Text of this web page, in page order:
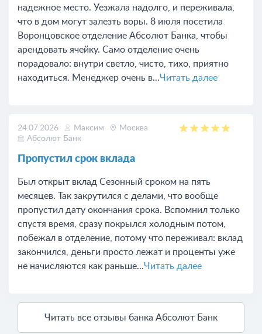
надежное место. Уезжала надолго, и переживала,
что в дом могут залезть воры. 8 июля посетила
Воронцовское отделение Абсолют Банка, чтобы
арендовать ячейку. Само отделение очень
порадовало: внутри светло, чисто, тихо, приятно
находиться. Менеджер очень в...Читать далее
24.07.2026 Максим
Москва
Абсолют Банк
Пропустил срок вклада
Был открыт вклад Сезонный сроком на пять
месяцев. Так закрутился с делами, что вообще
пропустил дату окончания срока. Вспомнил только
спустя время, сразу покрылся холодным потом,
побежал в отделение, потому что переживал: вклад
закончился, деньги просто лежат и проценты уже
не начисляются как раньше...Читать далее
Читать все отзывы банка Абсолют Банк